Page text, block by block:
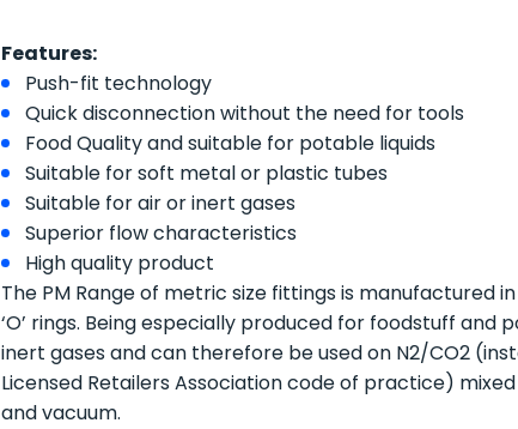
Features:
Push-fit technology
Quick disconnection without the need for tools
Food Quality and suitable for potable liquids
Suitable for soft metal or plastic tubes
Suitable for air or inert gases
Superior flow characteristics
High quality product
The PM Range of metric size fittings is
‘O’ rings. Being especially produced for foodstuff
inert gases and can therefore be used on N2/CO2
Licensed Retailers Association code of practice)
and vacuum.